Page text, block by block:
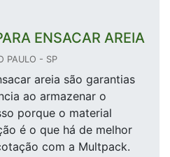
ENSACAR AREIA
PAULO - SP
areia são garantias
ao armazenar o
porque o material
é o que há de melhor
com a Multpack.